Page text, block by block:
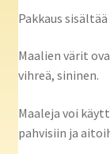
Pakkaus
Maalien värit
vihreä, sininen.
Maaleja voi
pahvisiin ja